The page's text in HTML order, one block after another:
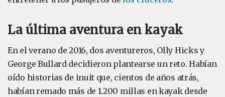
La última aventura en kayak
En el verano de 2016, dos aventureros, Olly Hicks y
George Bullard decidieron plantearse un reto. Habían
oído historias de inuit que, cientos de años atrás,
habían remado más de 1.200 millas en kayak desde